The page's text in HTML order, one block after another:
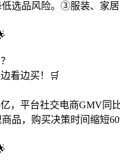
选品风险。③服装、家
看边买！🛒
，平台社交电商GMV同
品，购买决策时间缩短